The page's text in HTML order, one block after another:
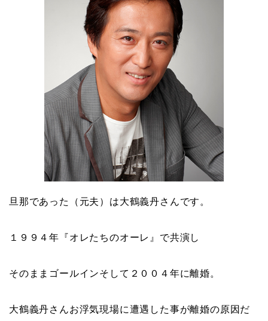
旦那であった（元夫）は大鶴義丹さんです。
１９９４年『オレたちのオーレ 』で共演し
そのままゴールインそして２００４年に離婚。
大鶴義丹さんお浮気現場に遭遇した事が離婚の原因だ